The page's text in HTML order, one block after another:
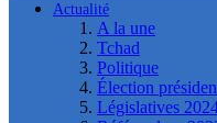
Actualité
A la une
Tchad
Politique
Élection
Législatives